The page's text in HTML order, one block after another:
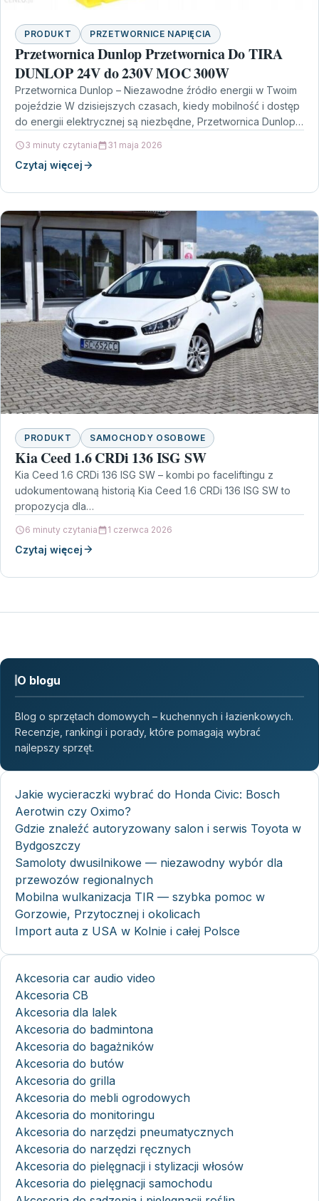
PRODUKT PRZETWORNICE NAPIĘCIA
Przetwornica Dunlop Przetwornica Do TIRA
DUNLOP 24V do 230V MOC 300W
Przetwornica Dunlop – Niezawodne źródło energii w Twoim
pojeździe W dzisiejszych czasach, kiedy mobilność i dostęp
do energii elektrycznej są niezbędne, Przetwornica Dunlop
3 minuty czytania 31 maja 2026
Czytaj więcej
PRODUKT SAMOCHODY OSOBOWE
Kia Ceed 1.6 CRDi 136 ISG SW
Kia Ceed 1.6 CRDi 136 ISG SW – kombi po faceliftingu z
udokumentowaną historią Kia Ceed 1.6 CRDi 136 ISG SW to
propozycja dla…
6 minuty czytania 1 czerwca 2026
Czytaj więcej
O blogu
Blog o sprzętach domowych – kuchennych i łazienkowych.
Recenzje, rankingi i porady, które pomagają wybrać
najlepszy sprzęt.
Jakie wycieraczki wybrać do Honda Civic: Bosch
Aerotwin czy Oximo?
Gdzie znaleźć autoryzowany salon i serwis Toyota w
Bydgoszczy
Samoloty dwusilnikowe — niezawodny wybór dla
przewozów regionalnych
Mobilna wulkanizacja TIR — szybka pomoc w
Gorzowie, Przytocznej i okolicach
Import auta z USA w Kolnie i całej Polsce
Akcesoria car audio video
Akcesoria CB
Akcesoria dla lalek
Akcesoria do badmintona
Akcesoria do bagażników
Akcesoria do butów
Akcesoria do grilla
Akcesoria do mebli ogrodowych
Akcesoria do monitoringu
Akcesoria do narzędzi pneumatycznych
Akcesoria do narzędzi ręcznych
Akcesoria do pielęgnacji i stylizacji włosów
Akcesoria do pielęgnacji samochodu